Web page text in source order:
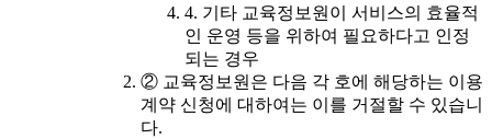
4. 기타 교육정보원이 서비스의 효율적
인 운영 등을 위하여 필요하다고 인정
되는 경우
② 교육정보원은 다음 각 호에 해당하는 이용
계약 신청에 대하여는 이를 거절할 수 있습니
다.